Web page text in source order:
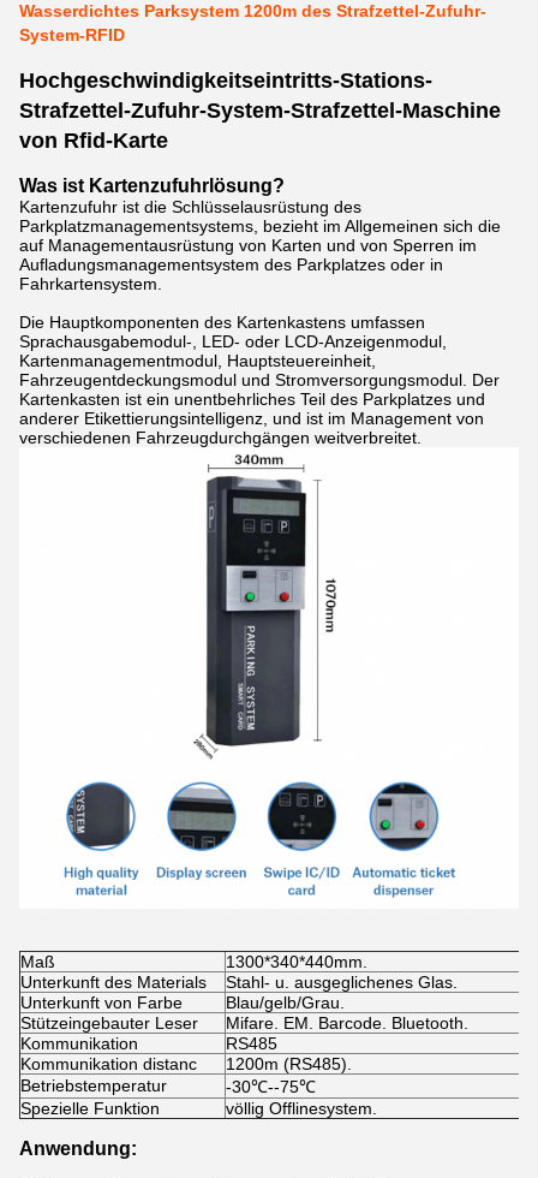
Wasserdichtes Parksystem 1200m des Strafzettel-Zufuhr-
System-RFID
Hochgeschwindigkeitseintritts-Stations-
Strafzettel-Zufuhr-System-Strafzettel-Maschine
von Rfid-Karte
Was ist Kartenzufuhrlösung?
Kartenzufuhr ist die Schlüsselausrüstung des
Parkplatzmanagementsystems, bezieht im Allgemeinen sich die
auf Managementausrüstung von Karten und von Sperren im
Aufladungsmanagementsystem des Parkplatzes oder in
Fahrkartensystem.
Die Hauptkomponenten des Kartenkastens umfassen
Sprachausgabemodul-, LED- oder LCD-Anzeigenmodul,
Kartenmanagementmodul, Hauptsteuereinheit,
Fahrzeugentdeckungsmodul und Stromversorgungsmodul. Der
Kartenkasten ist ein unentbehrliches Teil des Parkplatzes und
anderer Etikettierungsintelligenz, und ist im Management von
verschiedenen Fahrzeugdurchgängen weitverbreitet.
Maß
1300*340*440mm.
Unterkunft des Materials
Stahl- u. ausgeglichenes Glas.
Unterkunft von Farbe
Blau/gelb/Grau.
Stützeingebauter Leser
Mifare. EM. Barcode. Bluetooth.
Kommunikation
RS485
Kommunikation distanc
1200m (RS485).
Betriebstemperatur
-30℃--75℃
Spezielle Funktion
völlig Offlinesystem.
Anwendung: